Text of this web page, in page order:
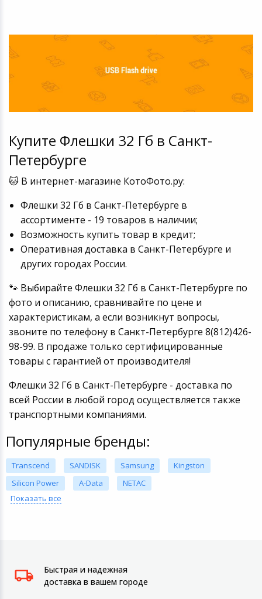
Купите Флешки 32 Гб в Санкт-
Петербурге
🐱 В интернет-магазине КотоФото.ру:
Флешки 32 Гб в Санкт-Петербурге в
ассортименте - 19 товаров в наличии;
Возможность купить товар в кредит;
Оперативная доставка в Санкт-Петербурге и
других городах России.
🐾 Выбирайте Флешки 32 Гб в Санкт-Петербурге по
фото и описанию, сравнивайте по цене и
характеристикам, а если возникнут вопросы,
звоните по телефону в Санкт-Петербурге 8(812)426-
98-99. В продаже только сертифицированные
товары с гарантией от производителя!
Флешки 32 Гб в Санкт-Петербурге - доставка по
всей России в любой город осуществляется также
транспортными компаниями.
Популярные бренды:
Transcend SANDISK Samsung
Kingston
Silicon Power
A-Data
NETAC
Показать все
Быстрая и надежная
доставка в вашем городе